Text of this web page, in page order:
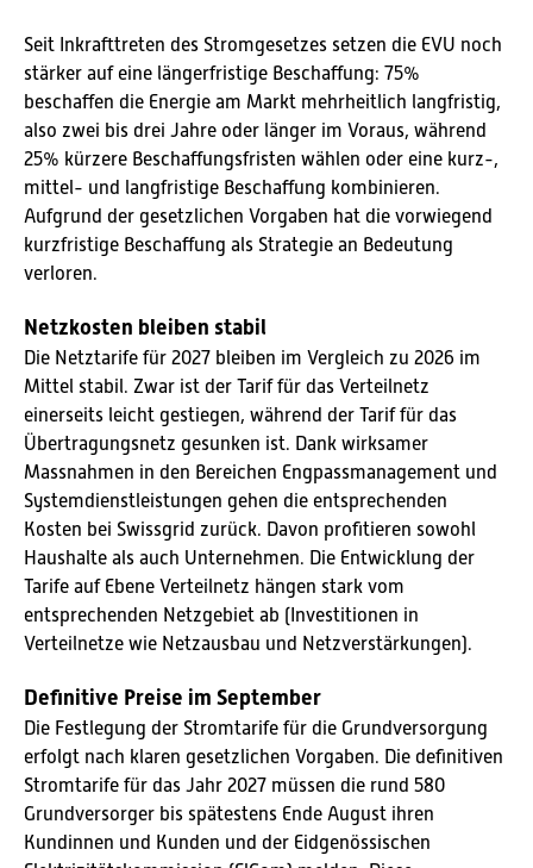
Seit Inkrafttreten des Stromgesetzes setzen die EVU noch
stärker auf eine längerfristige Beschaffung: 75%
beschaffen die Energie am Markt mehrheitlich langfristig,
also zwei bis drei Jahre oder länger im Voraus, während
25% kürzere Beschaffungsfristen wählen oder eine kurz-,
mittel- und langfristige Beschaffung kombinieren.
Aufgrund der gesetzlichen Vorgaben hat die vorwiegend
kurzfristige Beschaffung als Strategie an Bedeutung
verloren.
Netzkosten bleiben stabil
Die Netztarife für 2027 bleiben im Vergleich zu 2026 im
Mittel stabil. Zwar ist der Tarif für das Verteilnetz
einerseits leicht gestiegen, während der Tarif für das
Übertragungsnetz gesunken ist. Dank wirksamer
Massnahmen in den Bereichen Engpassmanagement und
Systemdienstleistungen gehen die entsprechenden
Kosten bei Swissgrid zurück. Davon profitieren sowohl
Haushalte als auch Unternehmen. Die Entwicklung der
Tarife auf Ebene Verteilnetz hängen stark vom
entsprechenden Netzgebiet ab (Investitionen in
Verteilnetze wie Netzausbau und Netzverstärkungen).
Definitive Preise im September
Die Festlegung der Stromtarife für die Grundversorgung
erfolgt nach klaren gesetzlichen Vorgaben. Die definitiven
Stromtarife für das Jahr 2027 müssen die rund 580
Grundversorger bis spätestens Ende August ihren
Kundinnen und Kunden und der Eidgenössischen